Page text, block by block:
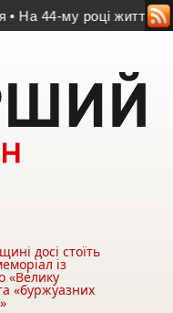
році життя помер
досі стоїть
із
«Велику
«буржуазних